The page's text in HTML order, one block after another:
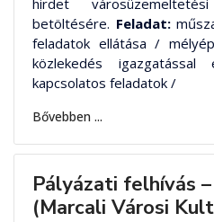
hirdet
betöltésére. Feladat:
feladatok ellátása /
közlekedés igazgatással
kapcsolatos feladatok /
Bővebben ...
Pályázati felhívás
(Marcali Városi